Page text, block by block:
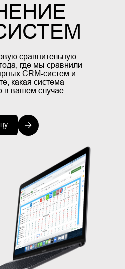
сравнительную
где мы сравнили
CRM-систем и
какая система
в вашем случае